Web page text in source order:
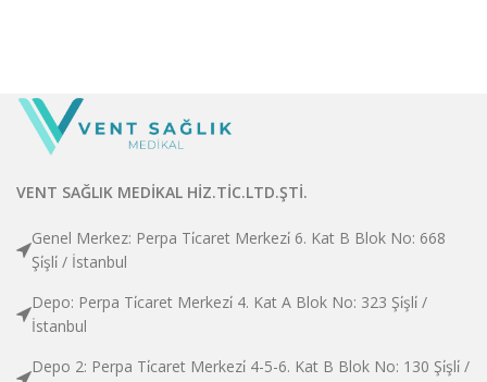
VENT SAĞLIK MEDİKAL HİZ.TİC.LTD.ŞTİ.
Genel Merkez: Perpa Ti̇caret Merkezi̇ 6. Kat B Blok No: 668
Şi̇şli̇ / İstanbul
Depo: Perpa Ti̇caret Merkezi̇ 4. Kat A Blok No: 323 Şi̇şli̇ /
İstanbul
Depo 2: Perpa Ti̇caret Merkezi̇ 4-5-6. Kat B Blok No: 130 Şi̇şli̇ /